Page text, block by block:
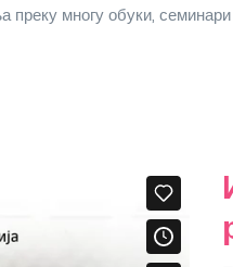
преку многу обуки, семинари